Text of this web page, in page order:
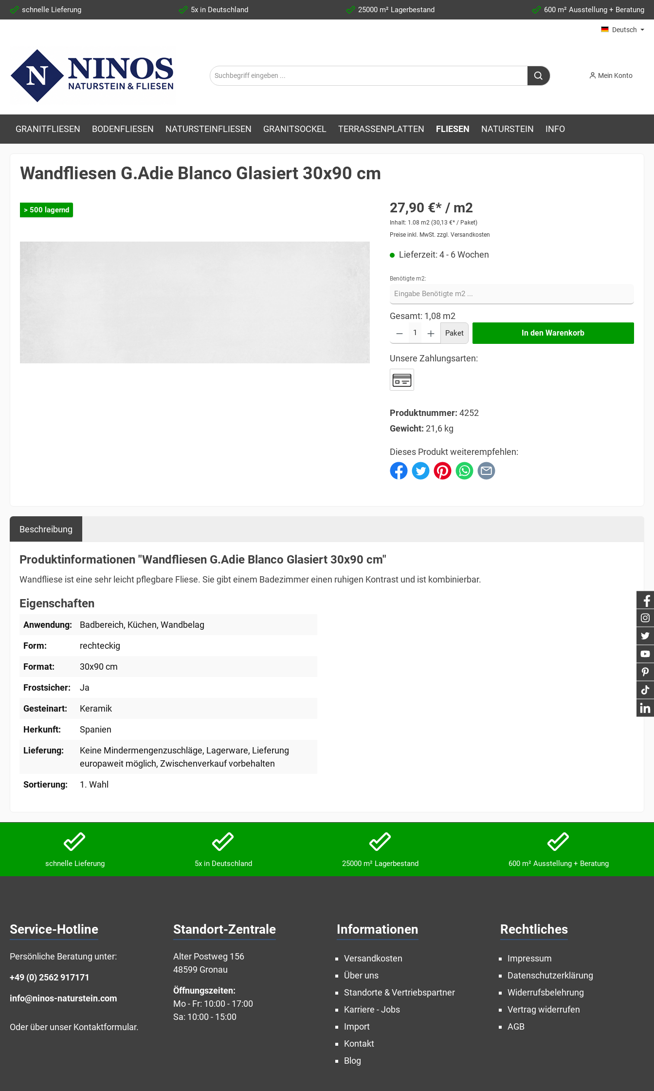
schnelle Lieferung 5x in Deutschland 25000 m² Lagerbestand 600 m² Ausstellung + Beratung
Deutsch
Mein Konto
GRANITFLIESEN BODENFLIESEN NATURSTEINFLIESEN GRANITSOCKEL TERRASSENPLATTEN FLIESEN NATURSTEIN INFO
Wandfliesen G.Adie Blanco Glasiert 30x90 cm
> 500 lagernd 27,90 €* / m2
Inhalt: 1.08 m2 (30,13 €* / Paket)
Preise inkl. MwSt. zzgl. Versandkosten
Lieferzeit: 4 - 6 Wochen
Benötigte m2:
Gesamt: 1,08 m2
Paket In den Warenkorb
Unsere Zahlungsarten:
Produktnummer: 4252
Gewicht: 21,6 kg
Dieses Produkt weiterempfehlen:
Beschreibung
Produktinformationen "Wandfliesen G.Adie Blanco Glasiert 30x90 cm"
Wandfliese ist eine sehr leicht pflegbare Fliese. Sie gibt einem Badezimmer einen ruhigen Kontrast und ist kombinierbar.
Eigenschaften
Anwendung: Badbereich, Küchen, Wandbelag
Form: rechteckig
Format: 30x90 cm
Frostsicher: Ja
Gesteinart: Keramik
Herkunft: Spanien
Lieferung: Keine Mindermengenzuschläge, Lagerware, Lieferung
europaweit möglich, Zwischenverkauf vorbehalten
Sortierung: 1. Wahl
schnelle Lieferung 5x in Deutschland 25000 m² Lagerbestand 600 m² Ausstellung + Beratung
Service-Hotline
Persönliche Beratung unter:
+49 (0) 2562 917171
info@ninos-naturstein.com
Oder über unser Kontaktformular.
Standort-Zentrale
Alter Postweg 156
48599 Gronau
Öffnungszeiten:
Mo - Fr: 10:00 - 17:00
Sa: 10:00 - 15:00
Informationen
Versandkosten
Über uns
Standorte & Vertriebspartner
Karriere - Jobs
Import
Kontakt
Blog
Rechtliches
Impressum
Datenschutzerklärung
Widerrufsbelehrung
Vertrag widerrufen
AGB